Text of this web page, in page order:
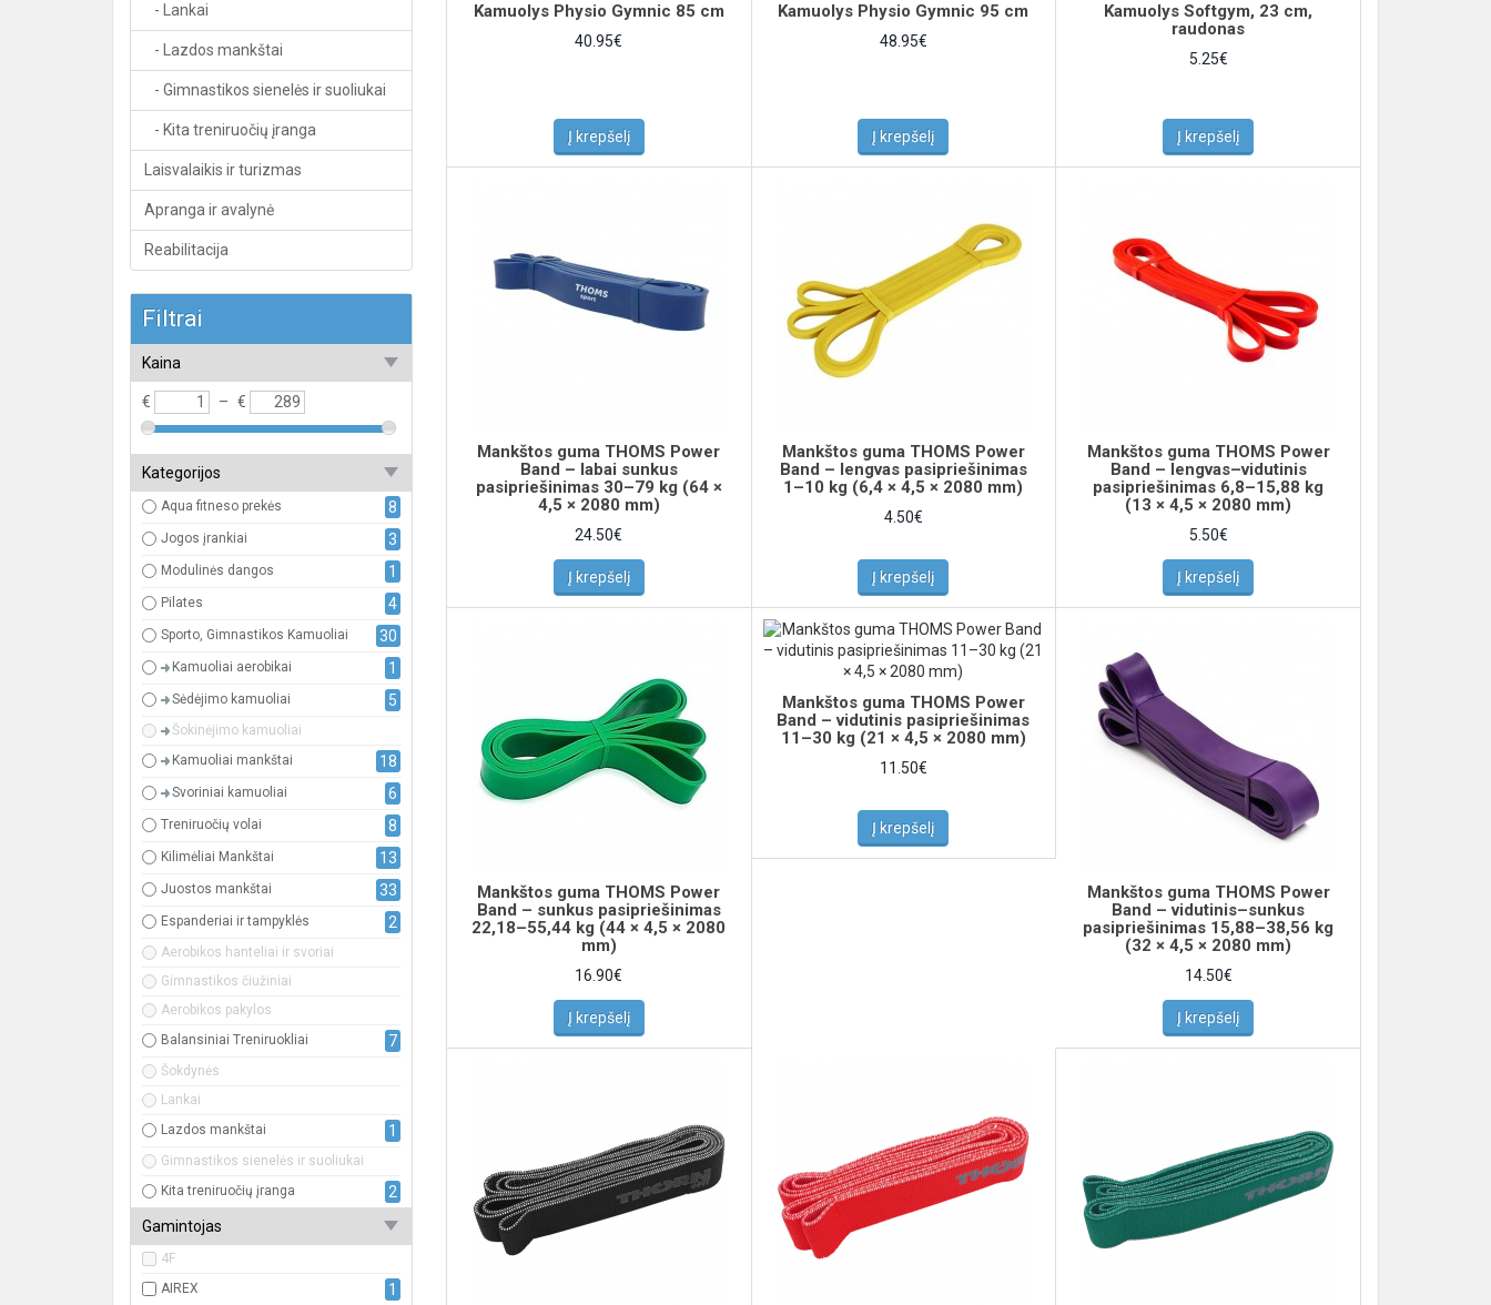
- Lankai
- Lazdos mankštai
- Gimnastikos sienelės ir suoliukai
- Kita treniruočių įranga
Laisvalaikis ir turizmas
Apranga ir avalynė
Reabilitacija
Filtrai
Kaina
€ – €
Kategorijos
Aqua fitneso prekės 8
Jogos įrankiai 3
Modulinės dangos 1
Pilates 4
Sporto, Gimnastikos Kamuoliai 30
Kamuoliai aerobikai 1
Sėdėjimo kamuoliai 5
Šokinėjimo kamuoliai
Kamuoliai mankštai
18
Svoriniai kamuoliai 6
Treniruočių volai 8
Kilimėliai Mankštai 13
Juostos mankštai 33
Espanderiai ir tampyklės 2
Aerobikos hanteliai ir svoriai
Gimnastikos čiužiniai
Aerobikos pakylos
Balansiniai Treniruokliai
7
Šokdynės
Lankai
Lazdos mankštai
1
Gimnastikos sienelės ir suoliukai
Kita treniruočių įranga
2
Gamintojas
4F
AIREX
1
Kamuolys Physio Gymnic 85 cm
40.95€
Į krepšelį
Kamuolys Physio Gymnic 95 cm
48.95€
Į krepšelį
Kamuolys Softgym, 23 cm,
raudonas
5.25€
Į krepšelį
Mankštos guma THOMS Power
Band – labai sunkus
pasipriešinimas 30–79 kg (64 ×
4,5 × 2080 mm)
24.50€
Į krepšelį
Mankštos guma THOMS Power
Band – lengvas pasipriešinimas
1–10 kg (6,4 × 4,5 × 2080 mm)
4.50€
Į krepšelį
Mankštos guma THOMS Power
Band – lengvas–vidutinis
pasipriešinimas 6,8–15,88 kg
(13 × 4,5 × 2080 mm)
5.50€
Į krepšelį
Mankštos guma THOMS Power
Band – sunkus pasipriešinimas
22,18–55,44 kg (44 × 4,5 × 2080
mm)
16.90€
Į krepšelį
Mankštos guma THOMS Power
Band – vidutinis pasipriešinimas
11–30 kg (21 × 4,5 × 2080 mm)
11.50€
Į krepšelį
Mankštos guma THOMS Power
Band – vidutinis–sunkus
pasipriešinimas 15,88–38,56 kg
(32 × 4,5 × 2080 mm)
14.50€
Į krepšelį